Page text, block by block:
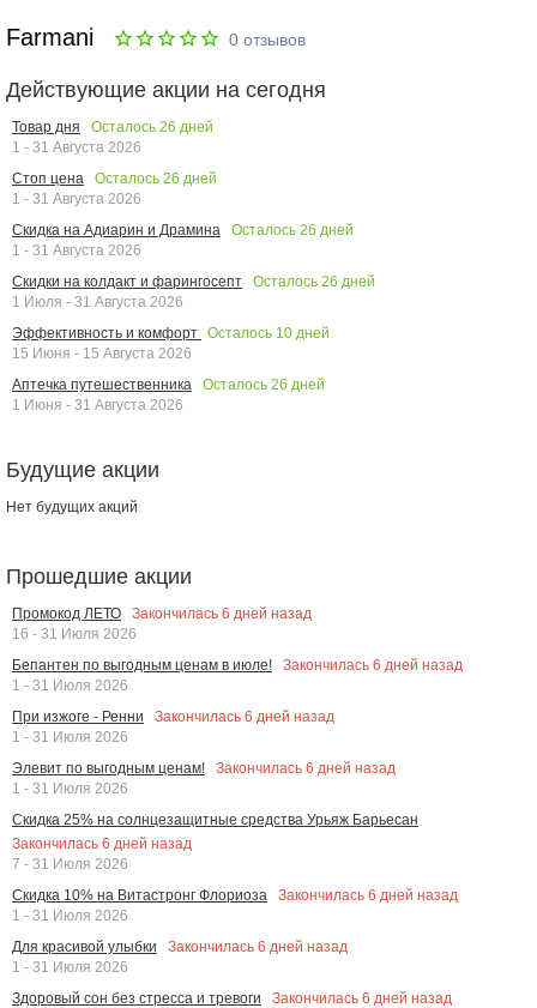
Farmani 0 отзывов
Действующие акции на сегодня
Товар дня Осталось 26 дней
1 - 31 Августа 2026
Стоп цена
Осталось 26 дней
1 - 31 Августа 2026
Скидка на Адиарин и Драмина
Осталось 26 дней
1 - 31 Августа 2026
Скидки на колдакт и фарингосепт
Осталось 26 дней
1 Июля - 31 Августа 2026
Эффективность и комфорт Осталось 10 дней
15 Июня - 15 Августа 2026
Аптечка путешественника
Осталось 26 дней
1 Июня - 31 Августа 2026
Будущие акции
Нет будущих акций
Прошедшие акции
Промокод ЛЕТО Закончилась 6 дней назад
16 - 31 Июля 2026
Бепантен по выгодным ценам в июле!
Закончилась 6 дней назад
1 - 31 Июля 2026
При изжоге - Ренни
Закончилась 6 дней назад
1 - 31 Июля 2026
Элевит по выгодным ценам!
Закончилась 6 дней назад
1 - 31 Июля 2026
Скидка 25% на солнцезащитные средства Урьяж Барьесан
Закончилась 6 дней назад
7 - 31 Июля 2026
Скидка 10% на Витастронг Флориоза
Закончилась 6 дней назад
1 - 31 Июля 2026
Для красивой улыбки
Закончилась 6 дней назад
1 - 31 Июля 2026
Здоровый сон без стресса и тревоги
Закончилась 6 дней назад